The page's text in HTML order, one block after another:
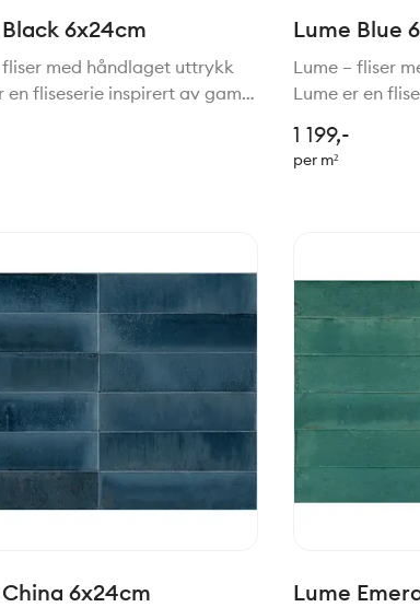
6x24cm
fliser med håndlaget uttrykk
en fliseserie inspirert av gamle
med moderne teknologi.
er en vakker kombinasjon
Lume Blue
Lume – fliser
Lume er en
gjenskapt med
Resultatet er
1 199,-
per m²
6x24cm Lume